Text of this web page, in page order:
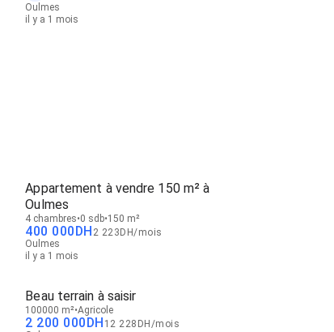
Oulmes
il y a 1 mois
Appartement à vendre 150 m² à
Oulmes
4 chambres 0 sdb 150 m²
400 000DH 2 223 DH/mois
Oulmes
il y a 1 mois
Beau terrain à saisir
100000 m² Agricole
2 200 000DH 12 228 DH /mois